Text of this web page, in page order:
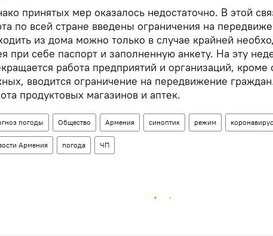
принятых мер оказалось недостаточно. В этой
по всей стране введены ограничения на
из дома можно только в случае крайней
при себе паспорт и заполненную анкету. На эту
работа предприятий и организаций, кроме
вводится ограничение на передвижение
продуктовых магазинов и аптек.
погоды Общество Армения синоптик режим коронавирус
Армения погода ЧП